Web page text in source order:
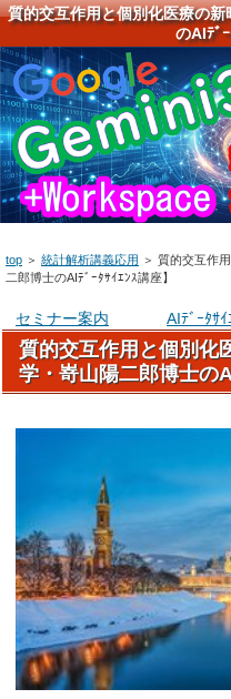
質的交互作用と個別化医療の
のAIﾃﾞ
top ＞ 統計解析講義応用 ＞ 質的交互作
二郎博士のAIﾃﾞｰﾀｻｲｴﾝｽ講座】
セミナー案内 AIﾃﾞｰﾀｻ
質的交互作用と個別化
学・嵜山陽二郎博士の